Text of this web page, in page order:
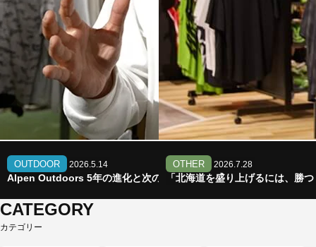
OUTDOOR 2026.5.14
Alpen Outdoors 5年の進化と次の挑戦｜2026春新作2アイテム＋開
OTHER 2026.7.28
「北海道を盛り上げるには、勝
CATEGORY
カテゴリー